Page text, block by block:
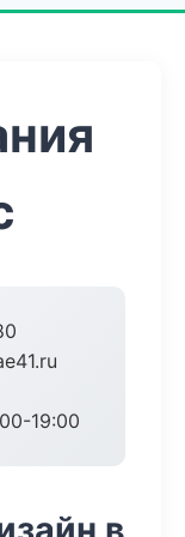
19:00